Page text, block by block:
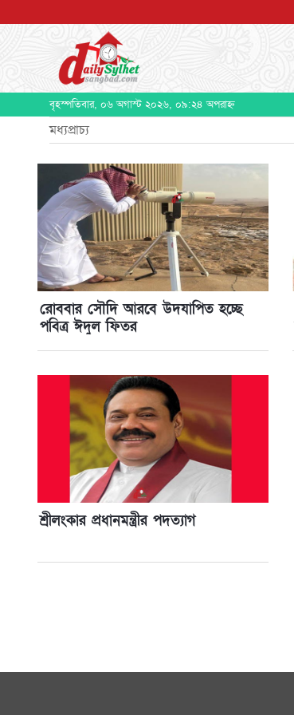
বৃহস্পতিবার, ০৬ অগাস্ট ২০২৬, ০৯:২৪ অপরাহ্ন
মধ্যপ্রাচ্য
রোববার সৌদি আরবে উদযাপিত হচ্ছে
পবিত্র ঈদুল ফিতর
শ্রীলংকার প্রধানমন্ত্রীর পদত্যাগ